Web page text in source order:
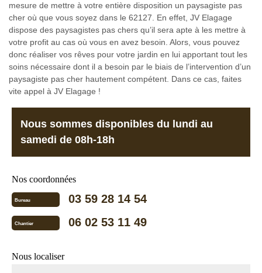
mesure de mettre à votre entière disposition un paysagiste pas
cher où que vous soyez dans le 62127. En effet, JV Elagage
dispose des paysagistes pas chers qu’il sera apte à les mettre à
votre profit au cas où vous en avez besoin. Alors, vous pouvez
donc réaliser vos rêves pour votre jardin en lui apportant tout les
soins nécessaire dont il a besoin par le biais de l’intervention d’un
paysagiste pas cher hautement compétent. Dans ce cas, faites
vite appel à JV Elagage !
Nous sommes disponibles du lundi au
samedi de 08h-18h
Nos coordonnées
Bureau 03 59 28 14 54
Chantier 06 02 53 11 49
Nous localiser